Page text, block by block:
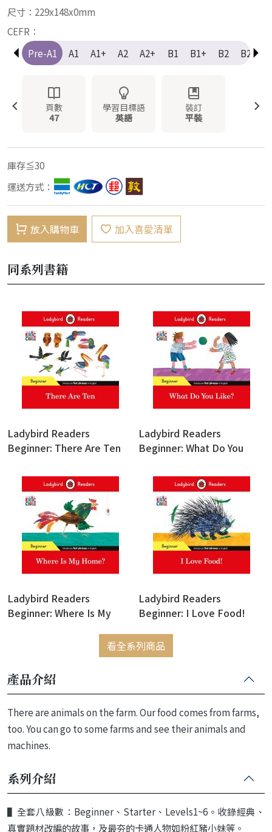
尺寸：229x148x0mm
CEFR：
Pre-A1
A1 A1+ A2 A2+ B1 B1+ B2 B2+
頁數
47
學習目標語
英語
裝訂
平裝
庫存≦30
運送方式：
放入購物車 加入喜愛清單
同系列書籍
Ladybird Readers
Beginner: There Are Ten
Ladybird Readers
Beginner: What Do You
Ladybird Readers
Beginner: Where Is My
Ladybird Readers
Beginner: I Love Food!
看全系列商品
產品介紹
There are animals on the farm. Our food comes from farms,
too. You can go to some farms and see their animals and
machines.
系列介紹
▌ 全套八級數： Beginner、 Starter、 Levels1~6 。收錄經典、
真實題材改編的故事， 及最夯的卡通人物如粉紅豬小妹等。